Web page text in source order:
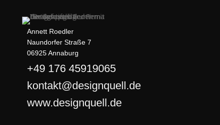
Annett Roedler
Naundorfer Straße 7
06925 Annaburg
+49 176 45919065
kontakt@designquell.de
www.designquell.de